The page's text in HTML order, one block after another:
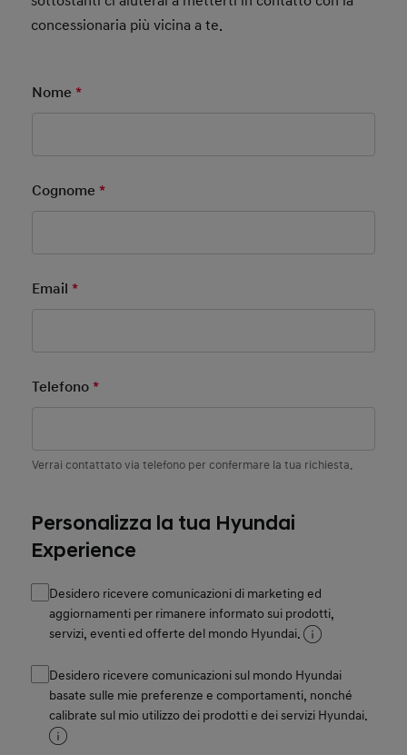
concessionaria più vicina a te.
Nome *Mandatory Field
Cognome *Mandatory Field
Email *Mandatory Field
Telefono *Mandatory Field
Verrai contattato via telefono per confermare la tua richiesta.
Personalizza la tua Hyundai
Experience
Desidero ricevere comunicazioni di marketing ed
aggiornamenti per rimanere informato sui prodotti,
servizi, eventi ed offerte del mondo Hyundai.
Desidero ricevere comunicazioni sul mondo Hyundai
basate sulle mie preferenze e comportamenti, nonché
calibrate sul mio utilizzo dei prodotti e dei servizi Hyundai.